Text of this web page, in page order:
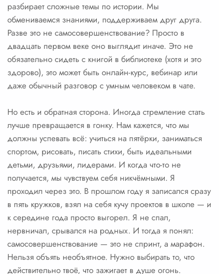
разбирает сложные темы по истории. Мы
обмениваемся знаниями, поддерживаем друг друга.
Разве это не самосовершенствование? Просто в
двадцать первом веке оно выглядит иначе. Это не
обязательно сидеть с книгой в библиотеке (хотя и это
здорово), это может быть онлайн-курс, вебинар или
даже обычный разговор с умным человеком в чате.
Но есть и обратная сторона. Иногда стремление стать
лучше превращается в гонку. Нам кажется, что мы
должны успевать всё: учиться на пятёрки, заниматься
спортом, рисовать, писать стихи, быть идеальными
детьми, друзьями, лидерами. И когда что-то не
получается, мы чувствуем себя никчёмными. Я
проходил через это. В прошлом году я записался сразу
в пять кружков, взял на себя кучу проектов в школе — и
к середине года просто выгорел. Я не спал,
нервничал, срывался на родных. И тогда я понял:
самосовершенствование — это не спринт, а марафон.
Нельзя объять необъятное. Нужно выбирать то, что
действительно твоё, что зажигает в душе огонь.